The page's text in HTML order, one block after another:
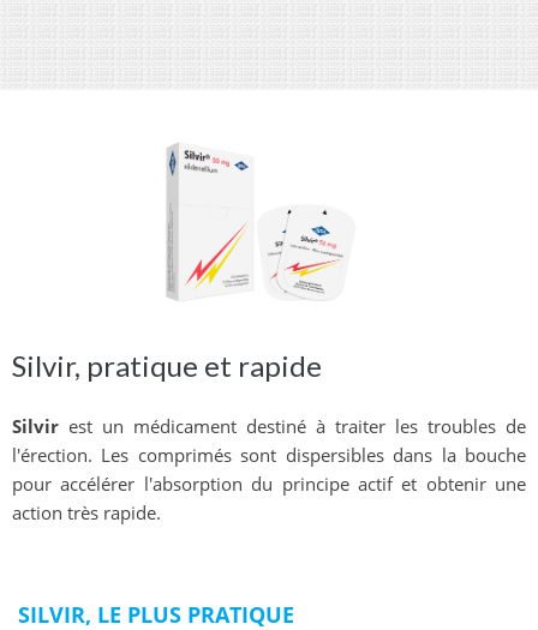
Silvir, pratique et rapide
Silvir est un médicament destiné à traiter les troubles de
l'érection. Les comprimés sont dispersibles dans la bouche
pour accélérer l'absorption du principe actif et obtenir une
action très rapide.
SILVIR, LE PLUS PRATIQUE